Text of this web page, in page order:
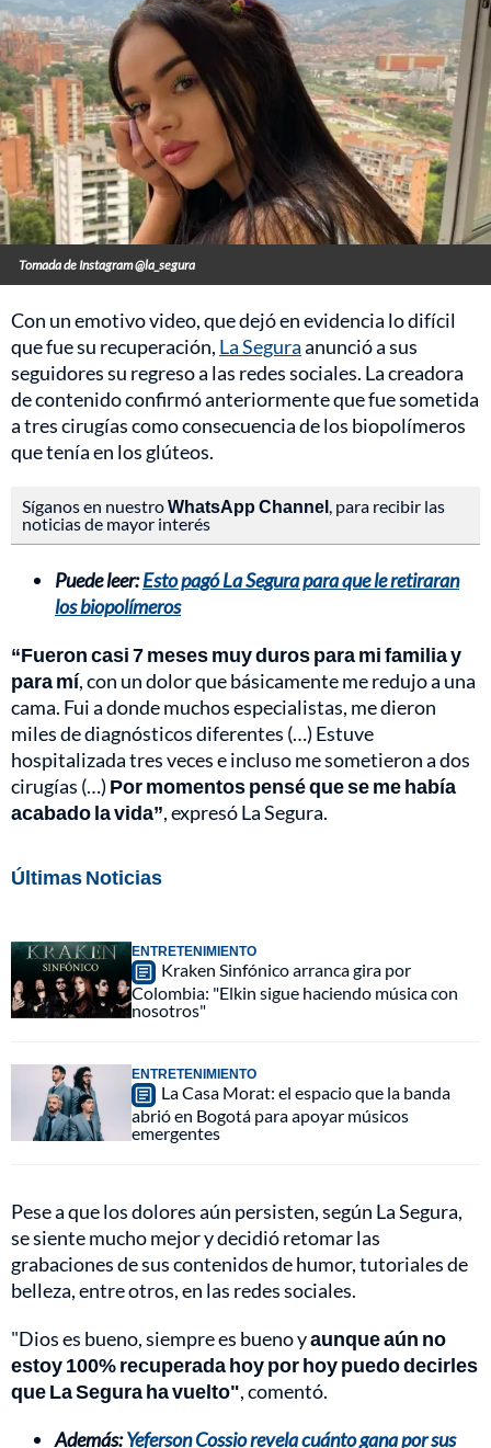
Tomada de Instagram @la_segura
Con un emotivo video, que dejó en evidencia lo difícil
que fue su recuperación, La Seguraanunció a sus
seguidores su regreso a las redes sociales. La creadora
de contenido confirmó anteriormente que fue sometida
a tres cirugías como consecuencia de los biopolímeros
que tenía en los glúteos.
Síganos en nuestroWhatsApp Channel, para recibir las
noticias de mayor interés
Puede leer:Esto pagó La Segura para que le retiraran
los biopolímeros
“Fueron casi 7 meses muy duros para mi familia y
para mí, con un dolor que básicamente me redujo a una
cama. Fui a donde muchos especialistas, me dieron
miles de diagnósticos diferentes (…) Estuve
hospitalizada tres veces e incluso me sometieron a dos
cirugías (…) Por momentos pensé que se me había
acabado la vida”, expresó La Segura.
Últimas Noticias
ENTRETENIMIENTO
Kraken Sinfónico arranca gira por
Colombia: "Elkin sigue haciendo música con
nosotros"
ENTRETENIMIENTO
La Casa Morat: el espacio que la banda
abrió en Bogotá para apoyar músicos
emergentes
Pese a que los dolores aún persisten, según La Segura,
se siente mucho mejor y decidió retomar las
grabaciones de sus contenidos de humor, tutoriales de
belleza, entre otros, en las redes sociales.
"Dios es bueno, siempre es bueno yaunque aún no
estoy 100% recuperada hoy por hoy puedo decirles
que La Segura ha vuelto", comentó.
Además:Yeferson Cossio revela cuánto gana por sus